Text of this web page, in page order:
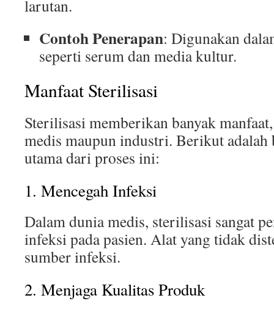
larutan.
Contoh Penerapan: Digunakan
seperti serum dan media kultur.
Manfaat Sterilisasi
Sterilisasi memberikan banyak
medis maupun industri. Berikut adalah
utama dari proses ini:
1. Mencegah Infeksi
Dalam dunia medis, sterilisasi sangat
infeksi pada pasien. Alat yang tidak
sumber infeksi.
2. Menjaga Kualitas Produk